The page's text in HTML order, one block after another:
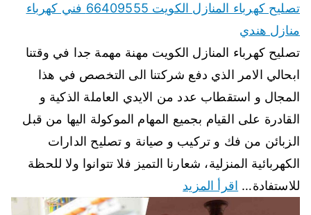
تصليح كهرباء المنازل الكويت 66409555 فني كهرباء
منازل هندي
تصليح كهرباء المنازل الكويت مهنة مهمة جدا في وقتنا
ابحالي الامر الذي دفع شركتنا الى التخصص في هذا
المجال و استقطاب عدد من الايدي العاملة الذكية و
القادرة على القيام بجميع المهام الموكولة اليها من قبل
الزبائن من فك و تركيب و صيانة و تصليح الدارات
الكهربائية المنزلية، شعارنا التميز فلا تتوانوا ولا للحظة
للاستفادة… اقرأ المزيد